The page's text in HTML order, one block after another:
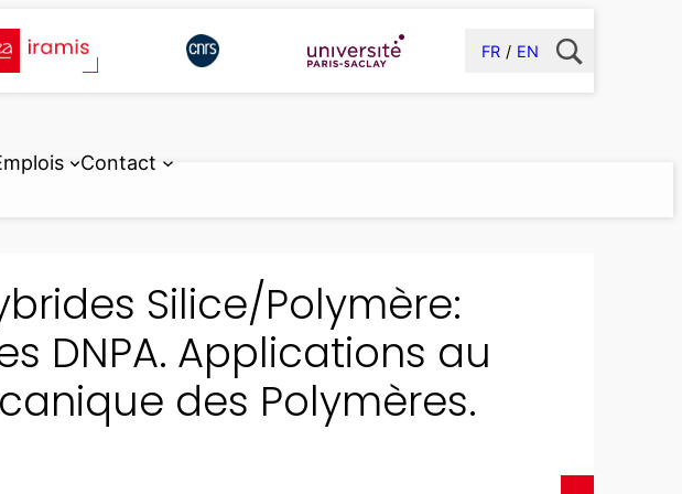
FR EN
Contact
Silice/Polymère:
DNPA. Applications au
des Polymères.